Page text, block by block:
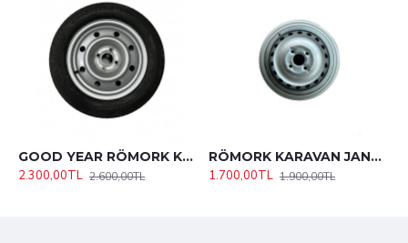
GOOD YEAR RÖMORK KARAVAN 175X65X14 LASTİK 4X100 JANT SET
2.300,00TL 2.600,00TL
RÖMORK KARAVAN JANTI 13 İNC 4X100 4 BİJON
1.700,00TL 1.900,00TL